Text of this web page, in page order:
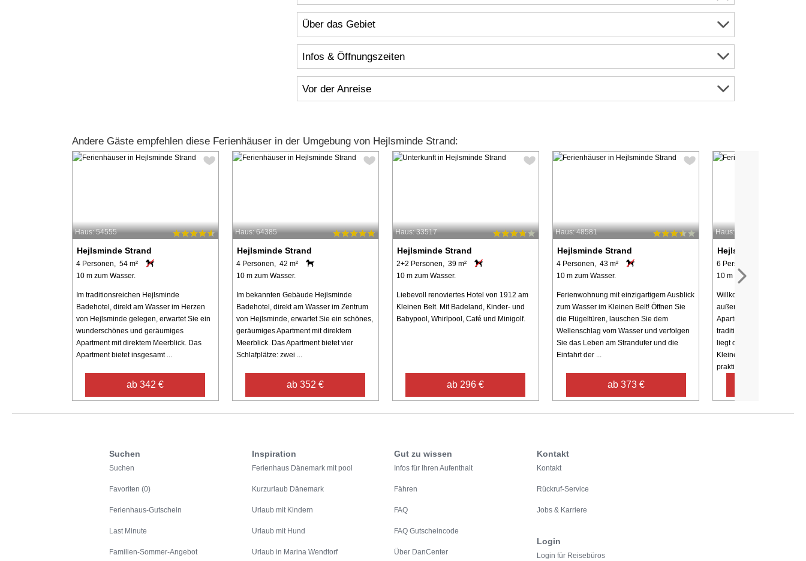
Über das Gebiet
Infos & Öffnungszeiten
Vor der Anreise
Andere Gäste empfehlen diese Ferienhäuser in der Umgebung von Hejlsminde Strand:
Haus: 54555
Hejlsminde Strand
4 Personen, 54 m²
10 m zum Wasser.
Im traditionsreichen Hejlsminde
Badehotel, direkt am Wasser im Herzen
von Hejlsminde gelegen, erwartet Sie ein
wunderschönes und geräumiges
Apartment mit direktem Meerblick. Das
Apartment bietet insgesamt ...
ab 342 €
Haus: 64385
Hejlsminde Strand
4 Personen, 42 m²
10 m zum Wasser.
Im bekannten Gebäude Hejlsminde
Badehotel, direkt am Wasser im Zentrum
von Hejlsminde, erwartet Sie ein schönes,
geräumiges Apartment mit direktem
Meerblick. Das Apartment bietet vier
Schlafplätze: zwei ...
ab 352 €
Haus: 33517
Hejlsminde Strand
2+2 Personen, 39 m²
10 m zum Wasser.
Liebevoll renoviertes Hotel von 1912 am
Kleinen Belt. Mit Badeland, Kinder- und
Babypool, Whirlpool, Café und Minigolf.
ab 296 €
Haus: 48581
Hejlsminde Strand
4 Personen, 43 m²
10 m zum Wasser.
Ferienwohnung mit einzigartigem Ausblick
zum Wasser im Kleinen Belt! Öffnen Sie
die Flügeltüren, lauschen Sie dem
Wellenschlag vom Wasser und verfolgen
Sie das Leben am Strandufer und die
Einfahrt der ...
ab 373 €
Haus: 66117
Hejlsminde Strand
6 Personen, 54 m²
10 m zum Wasser.
Willkommen zu einem
außergewöhnlichen
Apartment 12 im 1. Stock
traditionsreichen
liegt direkt am ruhigen
Kleinen Belts. Der Strand
praktisch ...
Suchen
Suchen
Favoriten (0)
Ferienhaus-Gutschein
Last Minute
Familien-Sommer-Angebot
Inspiration
Ferienhaus Dänemark mit pool
Kurzurlaub Dänemark
Urlaub mit Kindern
Urlaub mit Hund
Urlaub in Marina Wendtorf
Gut zu wissen
Infos für Ihren Aufenthalt
Fähren
FAQ
FAQ Gutscheincode
Über DanCenter
Kontakt
Kontakt
Rückruf-Service
Jobs & Karriere
Login
Login für Reisebüros